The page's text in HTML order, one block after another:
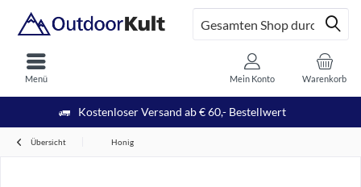
Kostenloser Versand ab € 60,- Bestellwert
Menü Warenkorb
Mein Konto
Übersicht Honig